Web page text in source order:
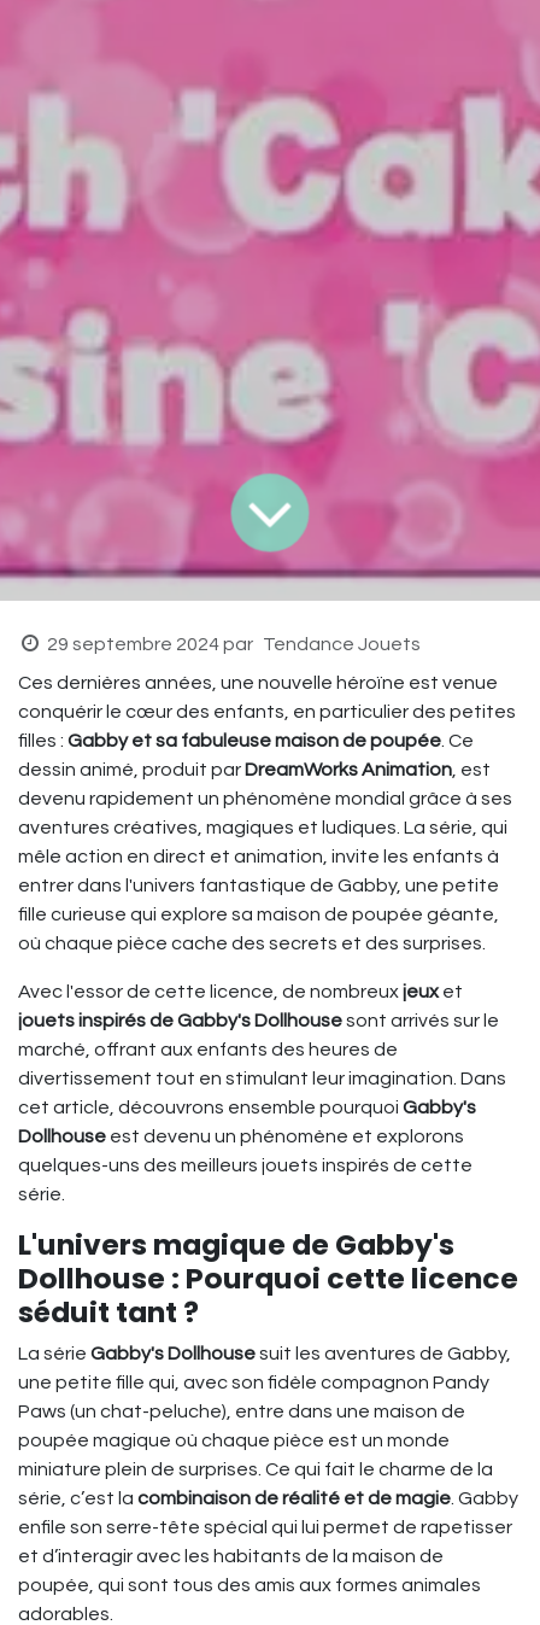
29 septembre 2024 par Tendance Jouets
Ces dernières années, une nouvelle héroïne est venue
conquérir le cœur des enfants, en particulier des petites
filles : Gabby et sa fabuleuse maison de poupée . Ce
dessin animé, produit par DreamWorks Animation , est
devenu rapidement un phénomène mondial grâce à ses
aventures créatives, magiques et ludiques. La série, qui
mêle action en direct et animation, invite les enfants à
entrer dans l'univers fantastique de Gabby, une petite
fille curieuse qui explore sa maison de poupée géante,
où chaque pièce cache des secrets et des surprises.
Avec l'essor de cette licence, de nombreuxjeuxet
jouets inspirés de Gabby's Dollhousesont arrivés sur le
marché, offrant aux enfants des heures de
divertissement tout en stimulant leur imagination. Dans
cet article, découvrons ensemble pourquoi Gabby's
Dollhouse est devenu un phénomène et explorons
quelques-uns des meilleurs jouets inspirés de cette
série.
L'univers magique de Gabby's
Dollhouse : Pourquoi cette licence
séduit tant ?
La série Gabby's Dollhousesuit les aventures de Gabby,
une petite fille qui, avec son fidèle compagnon Pandy
Paws (un chat-peluche), entre dans une maison de
poupée magique où chaque pièce est un monde
miniature plein de surprises. Ce qui fait le charme de la
série, c’est la combinaison de réalité et de magie . Gabby
enfile son serre-tête spécial qui lui permet de rapetisser
et d’interagir avec les habitants de la maison de
poupée, qui sont tous des amis aux formes animales
adorables.